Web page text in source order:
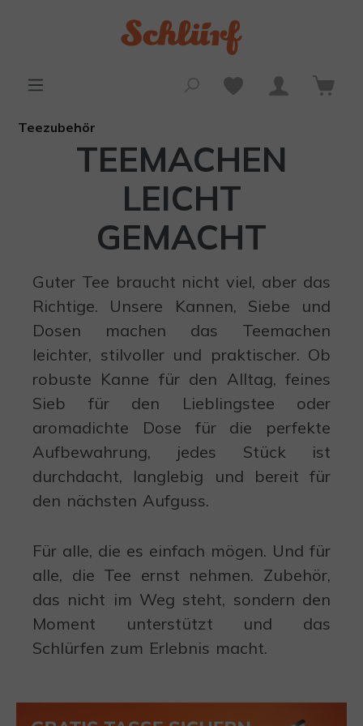
Teezubehör
TEEMACHEN
LEICHT
GEMACHT
Guter Tee braucht nicht viel, aber das
Richtige. Unsere Kannen, Siebe und
Dosen machen das Teemachen
leichter, stilvoller und praktischer. Ob
robuste Kanne für den Alltag, feines
Sieb für den Lieblingstee oder
aromadichte Dose für die perfekte
Aufbewahrung, jedes Stück ist
durchdacht, langlebig und bereit für
den nächsten Aufguss.
Für alle, die es einfach mögen. Und für
alle, die Tee ernst nehmen. Zubehör,
das nicht im Weg steht, sondern den
Moment unterstützt und das
Schlürfen zum Erlebnis macht.